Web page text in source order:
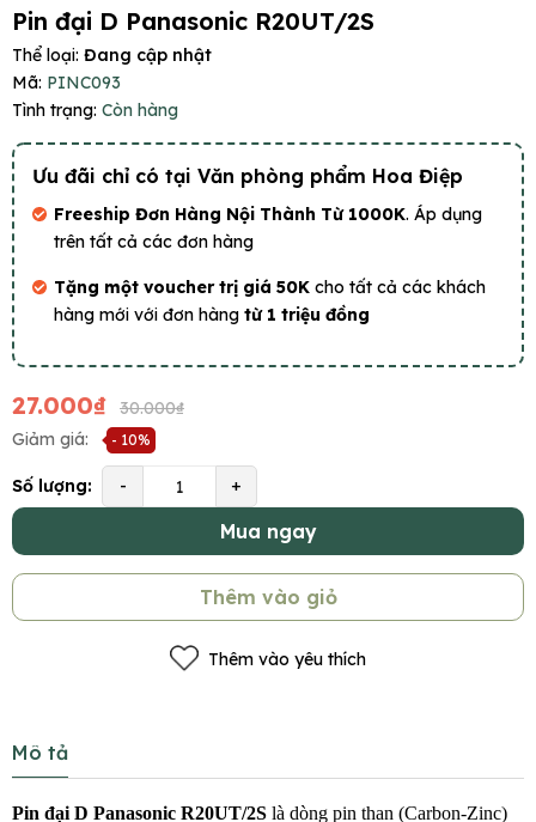
Pin đại D Panasonic R20UT/2S
Thể loại: Đang cập nhật
Mã: PINC093
Tình trạng: Còn hàng
Ưu đãi chỉ có tại Văn phòng phẩm Hoa Điệp
Freeship Đơn Hàng Nội Thành Từ 1000K. Áp dụng
trên tất cả các đơn hàng
Tặng một voucher trị giá 50K cho tất cả các khách
hàng mới với đơn hàng từ 1 triệu đồng
27.000₫
30.000₫
Giảm giá:
- 10%
Số lượng: - +
Mua ngay
Thêm vào giỏ
Thêm vào yêu thích
Mô tả
Pin đại D Panasonic R20UT/2S là dòng pin than (Carbon-Zinc)